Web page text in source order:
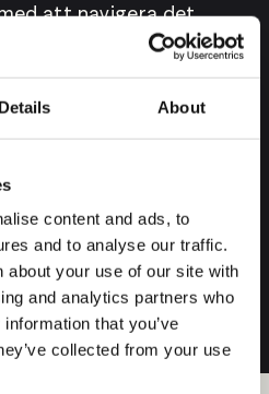
Details About
content and ads, to
and to analyse our traffic.
about your use of our site with
and analytics partners who
that you’ve
collected from your use
att navigera det
inom dessa områden.
vänligen kontakta